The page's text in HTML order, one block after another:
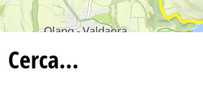
Cerca…